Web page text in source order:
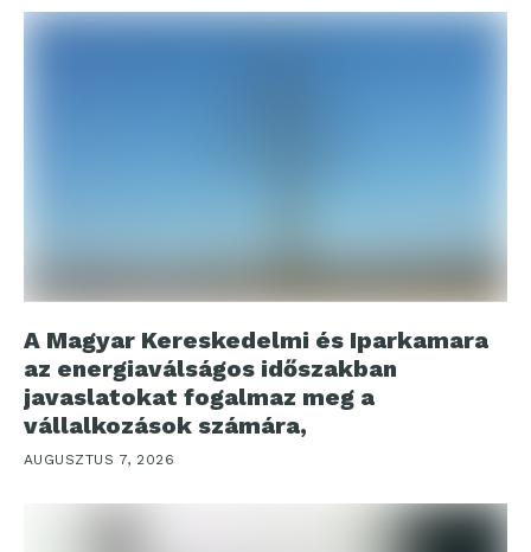
A Magyar Kereskedelmi és Iparkamara
az energiaválságos időszakban
javaslatokat fogalmaz meg a
vállalkozások számára,
AUGUSZTUS 7, 2026